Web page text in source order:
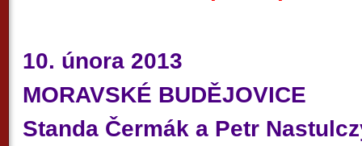
10. února 2013
MORAVSKÉ BUDĚJOVICE
Standa Čermák a Petr